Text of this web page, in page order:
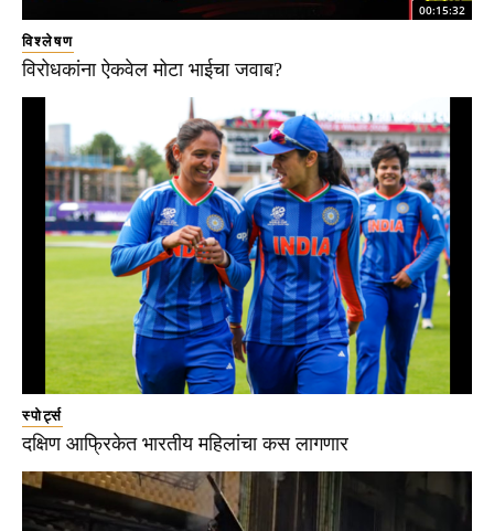
00:15:32
विश्लेषण
विरोधकांना ऐकवेल मोटा भाईचा जवाब?
स्पोर्ट्स
दक्षिण आफ्रिकेत भारतीय महिलांचा कस लागणार